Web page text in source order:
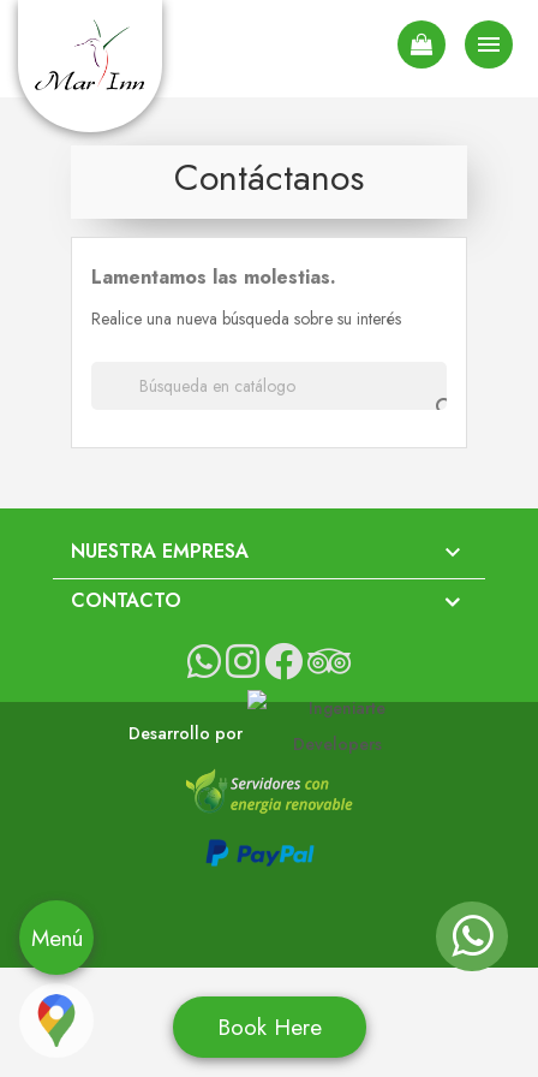

Contáctanos
Lamentamos las molestias.
Realice una nueva búsqueda sobre su interés

NUESTRA EMPRESA 
CONTACTO
Menú
Desarrollo por
Book Here